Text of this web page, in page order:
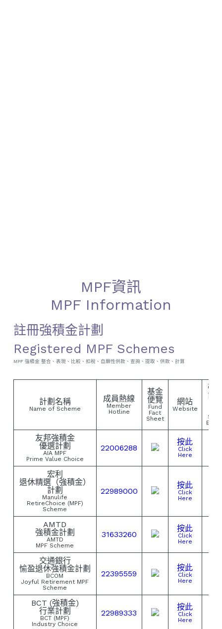
MPF資訊
MPF Information
註冊強積金計劃
Registered MPF Schemes
MPF 強積金 整合、表現、比較、扣稅、自願性供款、查詢、提取、供款、計算
計劃名稱
Name of Scheme
成員熱線
Member
Hotline
基金
便覽
Fund
Fact
Sheet
網站
Website
強
計
友邦強積金
優選計劃
AIA MPF
Prime Value Choice
22006288
按此
Click
Here
宏利
退休精選（強積金）
計劃
Manulife
RetireChoice (MPF)
Scheme
22989000
按此
Click
Here
AMTD
強積金計劃
AMTD
MPF Scheme
31633260
按此
Click
Here
交通銀行
愉盈退休強積金計劃
BCOM
Joyful Retirement MPF
Scheme
22395559
按此
Click
Here
BCT (強積金)
行業計劃
BCT (MPF)
Industry Choice
22989333
按此
Click
Here